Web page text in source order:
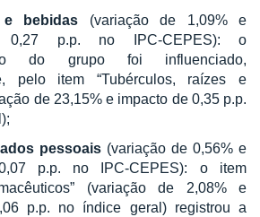
e bebidas (variação de 1,09% e
0,27 p.p. no IPC-CEPES): o
do grupo foi influenciado,
pelo item “Tubérculos, raízes e
de 23,15% e impacto de 0,35 p.p.
pessoais (variação de 0,56% e
p.p. no IPC-CEPES): o item
(variação de 2,08% e
p.p. no índice geral) registrou a